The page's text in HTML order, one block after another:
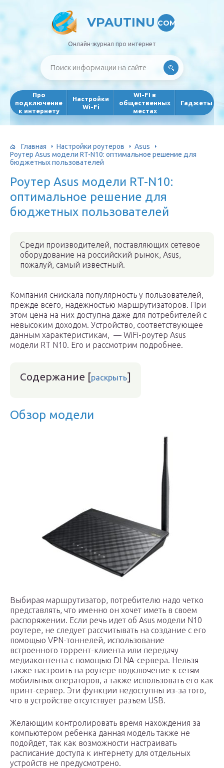
VPAUTINU COM
Онлайн-журнал про интернет
Про
подключение
к интернету
Настройки
Wi-Fi
WI-FI в
общественных
местах
Гаджеты
Главная Настройки роутеров
Asus
Роутер Asus модели RT-N10: оптимальное решение для
бюджетных пользователей
Роутер Asus модели RT-N10:
оптимальное решение для
бюджетных пользователей
Среди производителей, поставляющих сетевое
оборудование на российский рынок, Asus,
пожалуй, самый известный.
Компания снискала популярность у пользователей,
прежде всего, надежностью маршрутизаторов. При
этом цена на них доступна даже для потребителей с
невысоким доходом. Устройство, соответствующее
данным характеристикам, — WiFi-роутер Asus
модели RT N10. Его и рассмотрим подробнее.
Содержание [раскрыть]
Обзор модели
Выбирая маршрутизатор, потребителю надо четко
представлять, что именно он хочет иметь в своем
распоряжении. Если речь идет об Asus модели N10
роутере, не следует рассчитывать на создание с его
помощью VPN-тоннелей, использование
встроенного торрент-клиента или передачу
медиаконтента с помощью DLNA-сервера. Нельзя
также настроить на роутере подключение к сетям
мобильных операторов, а также использовать его как
принт-сервер. Эти функции недоступны из-за того,
что в устройстве отсутствует разъем USB.
Желающим контролировать время нахождения за
компьютером ребенка данная модель также не
подойдет, так как возможности настраивать
расписание доступа к интернету для отдельных
устройств не предусмотрено.